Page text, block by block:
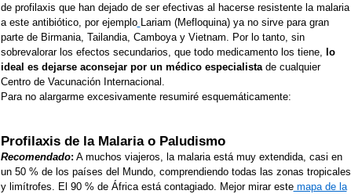
de profilaxis que han dejado de ser efectivas al hacerse resistente la malaria
a este antibiótico, por ejemplo Lariam (Mefloquina) ya no sirve para gran
parte de Birmania, Tailandia, Camboya y Vietnam. Por lo tanto, sin
sobrevalorar los efectos secundarios, que todo medicamento los tiene, lo
ideal es dejarse aconsejar por un médico especialistade cualquier
Centro de Vacunación Internacional.
Para no alargarme excesivamente resumiré esquemáticamente:
Profilaxis de la Malaria o Paludismo
Recomendado: A muchos viajeros, la malaria está muy extendida, casi en
un 50 % de los países del Mundo, comprendiendo todas las zonas tropicales
y limítrofes. El 90 % de África está contagiado. Mejor mirar estemapa de la